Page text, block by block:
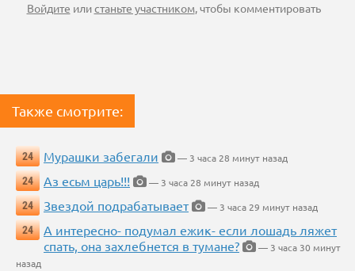
Войдите илистаньте участником, чтобы комментировать
Также смотрите:
24 Мурашки забегали
— 3 часа 28 минут назад
24
Аз есьм царь!!!
— 3 часа 28 минут назад
24
Звездой подрабатывает
— 3 часа 29 минут назад
24
А интересно- подумал ежик- если лошадь ляжет
спать, она захлебнется в тумане?
— 3 часа 30 минут
назад